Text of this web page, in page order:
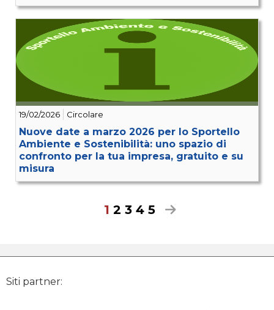
19/02/2026 Circolare
Nuove date a marzo 2026 per lo Sportello
Ambiente e Sostenibilità: uno spazio di
confronto per la tua impresa, gratuito e su
misura
1 2 3 4 5
Siti partner: